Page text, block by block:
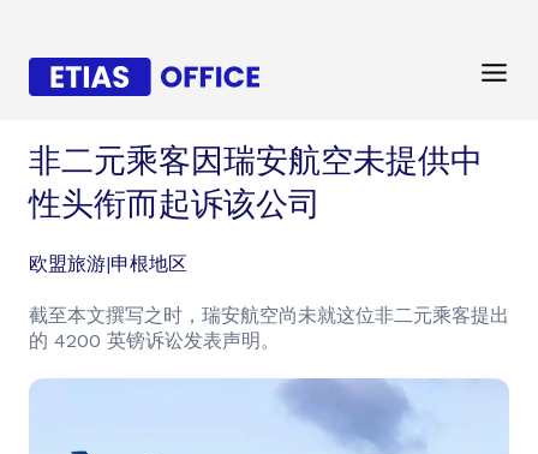
非二元乘客因瑞安航空未提供中
性头衔而起诉该公司
欧盟旅游|申根地区
截至本文撰写之时，瑞安航空尚未就这位非二元乘客提出
的 4200 英镑诉讼发表声明。